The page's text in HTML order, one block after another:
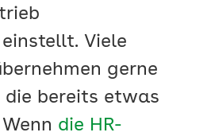
Viele
gerne
die bereits etwas
die HR-